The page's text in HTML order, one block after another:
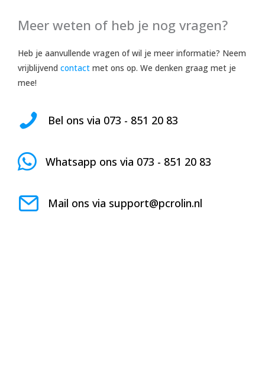
Meer weten of heb je nog vragen?
Heb je aanvullende vragen of wil je meer informatie? Neem
vrijblijvend contact met ons op. We denken graag met je
mee!
Bel ons via 073 - 851 20 83
Whatsapp ons via 073 - 851 20 83
Mail ons via support@pcrolin.nl